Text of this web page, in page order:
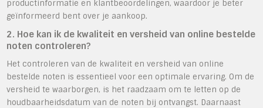
productinformatie en klantbeoordelingen, waardoor je beter
geïnformeerd bent over je aankoop.
2. Hoe kan ik de kwaliteit en versheid van online bestelde
noten controleren?
Het controleren van de kwaliteit en versheid van online
bestelde noten is essentieel voor een optimale ervaring. Om de
versheid te waarborgen, is het raadzaam om te letten op de
houdbaarheidsdatum van de noten bij ontvangst. Daarnaast